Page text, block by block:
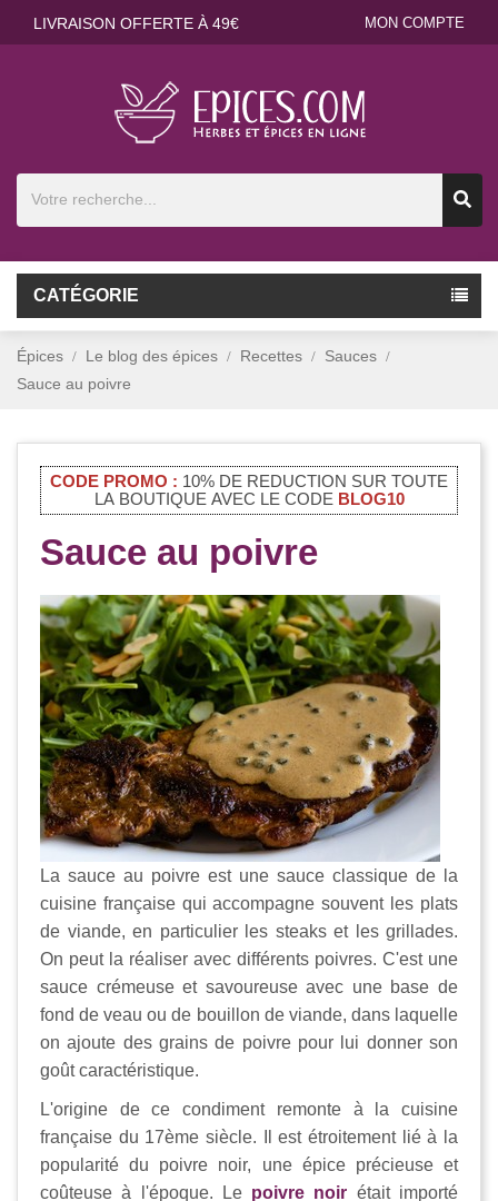
LIVRAISON OFFERTE À 49€ MON COMPTE
CATÉGORIE
Épices Le blog des épices Recettes
Sauces
Sauce au poivre
CODE PROMO : 10% DE REDUCTION SUR TOUTE
LA BOUTIQUE AVEC LE CODE BLOG10
Sauce au poivre
La sauce au poivre est une sauce classique de la
cuisine française qui accompagne souvent les plats
de viande, en particulier les steaks et les grillades.
On peut la réaliser avec différents poivres. C'est une
sauce crémeuse et savoureuse avec une base de
fond de veau ou de bouillon de viande, dans laquelle
on ajoute des grains de poivre pour lui donner son
goût caractéristique.
L'origine de ce condiment remonte à la cuisine
française du 17ème siècle. Il est étroitement lié à la
popularité du poivre noir, une épice précieuse et
coûteuse à l'époque. Le poivre noir était importé